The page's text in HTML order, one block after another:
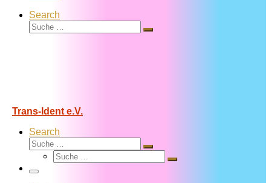
Search
Suche
Suche
Trans-Ident e.V.
Search
Suche
Suche
Suche
Suche
Menü